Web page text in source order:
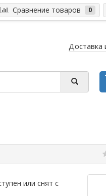
Сравнение товаров 0
Доставка
или снят с